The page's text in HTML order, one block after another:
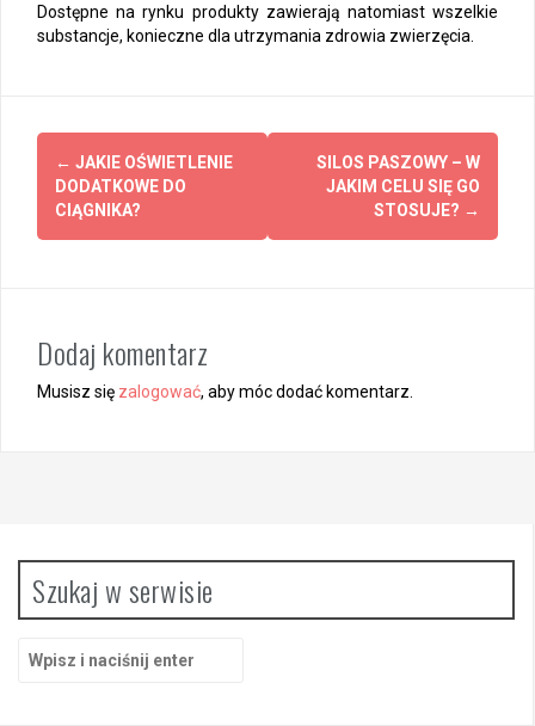
Dostępne na rynku produkty zawierają natomiast wszelkie
substancje, konieczne dla utrzymania zdrowia zwierzęcia.
c
z
s
y
← JAKIE OŚWIETLENIE
DODATKOWE DO
CIĄGNIKA?
SILOS PASZOWY – W
JAKIM CELU SIĘ GO
STOSUJE? →
Dodaj komentarz
Musisz się zalogować, aby móc dodać komentarz.
Szukaj w serwisie